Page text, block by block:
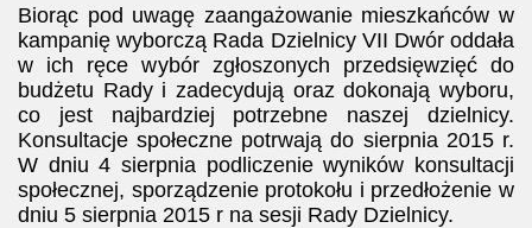
Biorąc pod uwagę zaangażowanie mieszkańców w
kampanię wyborczą Rada Dzielnicy VII Dwór oddała
w ich ręce wybór zgłoszonych przedsięwzięć do
budżetu Rady i zadecydują oraz dokonają wyboru,
co jest najbardziej potrzebne naszej dzielnicy.
Konsultacje społeczne potrwają do sierpnia 2015 r.
W dniu 4 sierpnia podliczenie wyników konsultacji
społecznej, sporządzenie protokołu i przedłożenie w
dniu 5 sierpnia 2015 r na sesji Rady Dzielnicy.